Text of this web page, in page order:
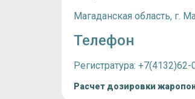
Магаданская область, г.
Телефон
Регистратура: +7(4132)62-
Расчет дозировки